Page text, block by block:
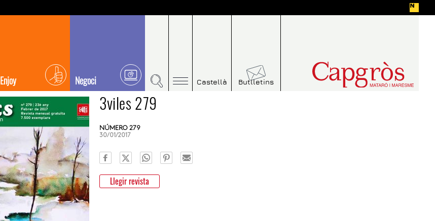
Enjoy Negoci Castellà Butlletins
3viles 279
NÚMERO 279
30/01/2017
Llegir revista